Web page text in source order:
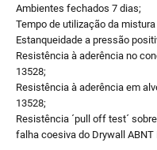
Ambientes fechados 7 dias;
Tempo de utilização da
Estanqueidade a pressão
Resistência à aderência no
13528;
Resistência à aderência em
13528;
Resistência ´pull off test´
falha coesiva do Drywall ABNT